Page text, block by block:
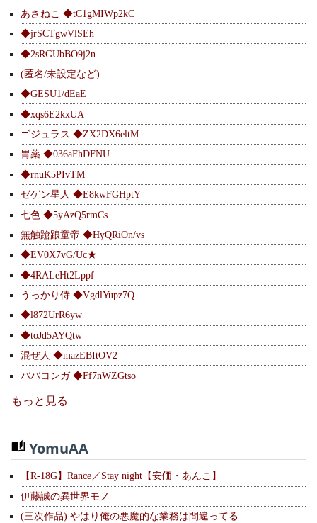
あさねこ ◆tC1gMIWp2kC
◆jrSCTgwVlSEh
◆2sRGUbBO9j2n
(匿名/未設定など)
◆GESU1/dEaE
◆xqs6E2kxUA
ゴジュラス ◆ZX2DX6eltM
胃薬 ◆036aFhDFNU
◆rnuK5PIvTM
ゼゲン星人 ◆E8kwFGHptY
七色 ◆5yAzQ5rmCs
無触蹌踉童帝 ◆HyQRiOn/vs
◆EV0X7vG/Uc★
◆4RALeHt2Lppf
うっかり侍 ◆VgdlYupz7Q
◆l872UrR6yw
◆toJd5AYQtw
混ぜ人 ◆mazEBItOV2
ババコンガ ◆Ff7nWZGtso
もっと見る
YomuAA
【R-18G】Rance／Stay night【安価・あんこ】
伊藤誠の異世界モノ
(三次作品) やはり俺の悪魔的な業務は間違ってる